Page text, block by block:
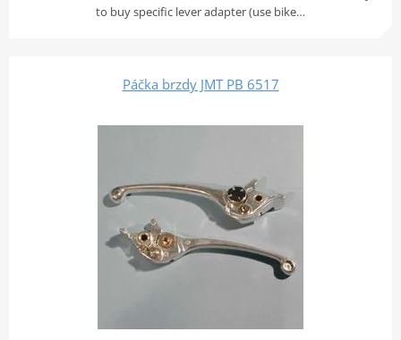
to buy specific lever adapter (use bike…
Páčka brzdy JMT PB 6517